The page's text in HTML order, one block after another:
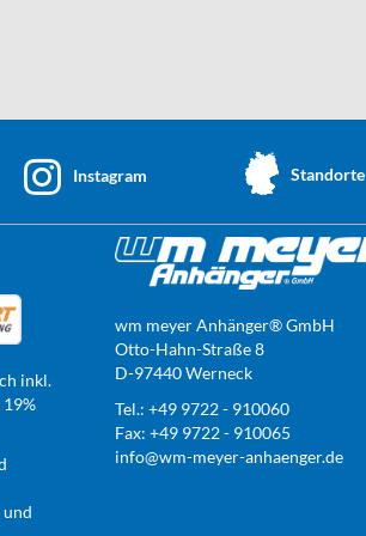
Instagram Standorte
inkl.
wm meyer Anhänger® GmbH
Otto-Hahn-Straße 8
D-97440 Werneck
Tel.: +49 9722 - 910060
Fax: +49 9722 - 910065
info@wm-meyer-anhaenger.de